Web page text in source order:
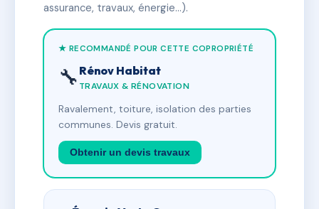
assurance, travaux, énergie…).
★ RECOMMANDÉ POUR CETTE COPROPRIÉTÉ
🔧 Rénov Habitat
TRAVAUX & RÉNOVATION
Ravalement, toiture, isolation des parties
communes. Devis gratuit.
Obtenir un devis travaux